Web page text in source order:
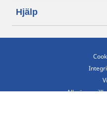
Hjälp
Allmänna